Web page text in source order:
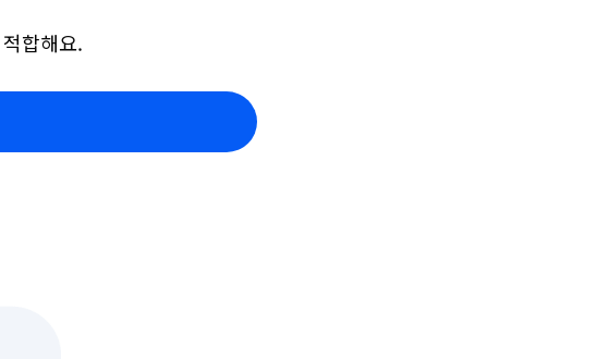
합해요.